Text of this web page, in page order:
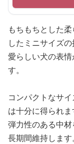
もちもちとした
したミニサイズの
愛らしい犬の表
す。
コンパクトなサ
は十分に得られま
弾力性のある中
長期間維持します。